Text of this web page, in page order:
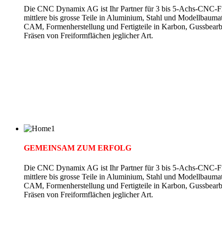
Die CNC Dynamix AG ist Ihr Partner für 3 bis 5-Achs-CNC-
mittlere bis grosse Teile in Aluminium, Stahl und
CAM, Formenherstellung und Fertigteile in Karbon,
Fräsen von Freiformflächen jeglicher Art.
GEMEINSAM ZUM ERFOLG
Die CNC Dynamix AG ist Ihr Partner für 3 bis 5-Achs-CNC-
mittlere bis grosse Teile in Aluminium, Stahl und
CAM, Formenherstellung und Fertigteile in Karbon,
Fräsen von Freiformflächen jeglicher Art.